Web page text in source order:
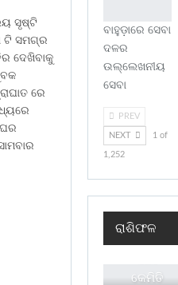
ସୃଷ୍ଟି
ଟି ସମଗ୍ର
ଦେଖିବାକୁ
ରେ
ଘର
ବାହୁଡ଼ାରେ ସେବା
ଦଳର
ଉଲ୍ଲେଖନୀୟ
ସେବା
PREV
NEXT 1 of
1,252
ରାଶିଫଳ
ଶୁକ୍ରବାର
କେମିତି